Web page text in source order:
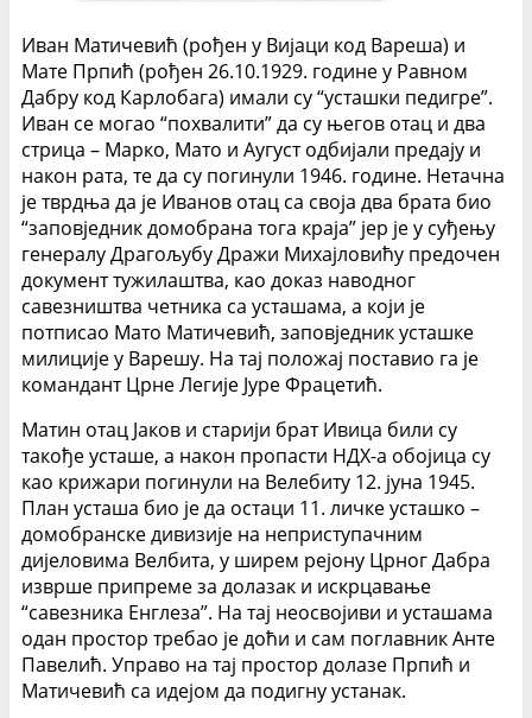
Иван Матичевић (рођен у Вијаци код Вареша) и
Мате Прпић (рођен 26.10.1929. године у Равном
Дабру код Карлобага) имали су “усташки педигре”.
Иван се могао “похвалити” да су његов отац и два
стрица – Марко, Мато и Аугуст одбијали предају и
након рата, те да су погинули 1946. године. Нетачна
је тврдња да је Иванов отац са своја два брата био
“заповједник домобрана тога краја” јер је у суђењу
генералу Драгољубу Дражи Михајловићу предочен
документ тужилаштва, као доказ наводног
савезништва четника са усташама, а који је
потписао Мато Матичевић, заповједник усташке
милиције у Варешу. На тај положај поставио га је
командант Црне Легије Јуре Фрацетић.
Матин отац Јаков и старији брат Ивица били су
такође усташе, а након пропасти НДХ-а обојица су
као крижари погинули на Велебиту 12. јуна 1945.
План усташа био је да остаци 11. личке усташко –
домобранске дивизије на неприступачним
дијеловима Велбита, у ширем рејону Црног Дабра
изврше припреме за долазак и искрцавање
“савезника Енглеза”. На тај неосвојиви и усташама
одан простор требао је доћи и сам поглавник Анте
Павелић. Управо на тај простор долазе Прпић и
Матичевић са идејом да подигну устанак.